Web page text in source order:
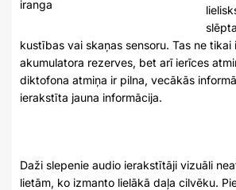
kustības vai skaņas sensoru. Tas ne tikai
akumulatora rezerves, bet arī ierīces
diktofona atmiņa ir pilna, vecākās
ierakstīta jauna informācija.
Daži slepenie audio ierakstītāji vizuāli
lietām, ko izmanto lielākā daļa cilvēku.